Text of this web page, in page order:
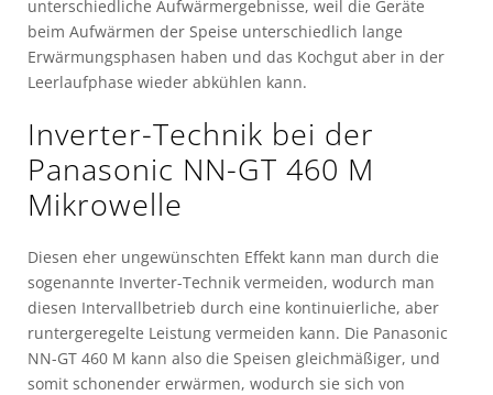
unterschiedliche Aufwärmergebnisse, weil die Geräte
beim Aufwärmen der Speise unterschiedlich lange
Erwärmungsphasen haben und das Kochgut aber in der
Leerlaufphase wieder abkühlen kann.
Inverter-Technik bei der
Panasonic NN-GT 460 M
Mikrowelle
Diesen eher ungewünschten Effekt kann man durch die
sogenannte Inverter-Technik vermeiden, wodurch man
diesen Intervallbetrieb durch eine kontinuierliche, aber
runtergeregelte Leistung vermeiden kann. Die Panasonic
NN-GT 460 M kann also die Speisen gleichmäßiger, und
somit schonender erwärmen, wodurch sie sich von